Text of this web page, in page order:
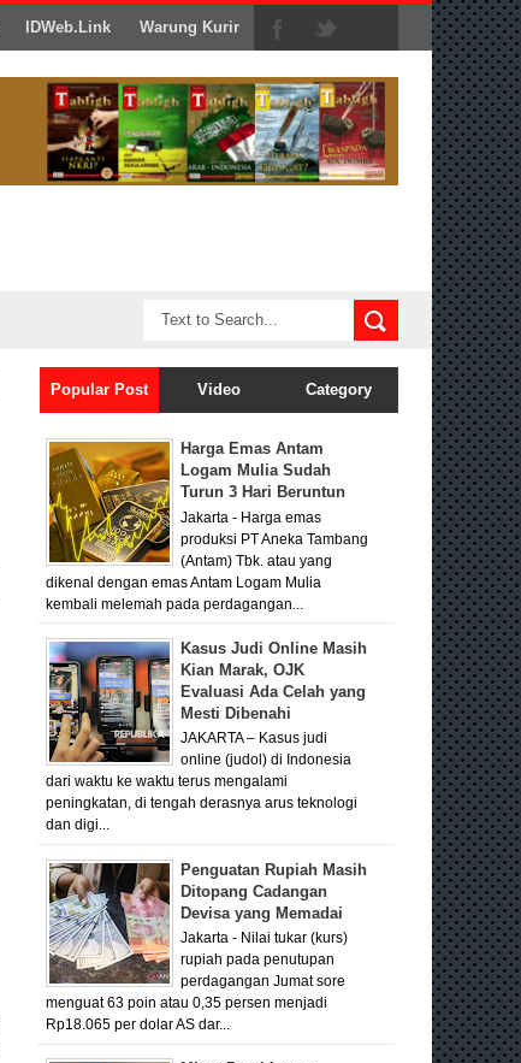
IDWeb.Link Warung Kurir
Popular Post Video Category
Harga Emas Antam
Logam Mulia Sudah
Turun 3 Hari Beruntun
Jakarta - Harga emas
produksi PT Aneka Tambang
(Antam) Tbk. atau yang
dikenal dengan emas Antam Logam Mulia
kembali melemah pada perdagangan...
Kasus Judi Online Masih
Kian Marak, OJK
Evaluasi Ada Celah yang
Mesti Dibenahi
JAKARTA – Kasus judi
online (judol) di Indonesia
dari waktu ke waktu terus mengalami
peningkatan, di tengah derasnya arus teknologi
dan digi...
Penguatan Rupiah Masih
Ditopang Cadangan
Devisa yang Memadai
Jakarta - Nilai tukar (kurs)
rupiah pada penutupan
perdagangan Jumat sore
menguat 63 poin atau 0,35 persen menjadi
Rp18.065 per dolar AS dar...